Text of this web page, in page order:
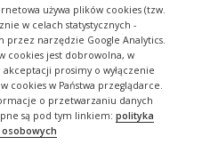
używa plików cookies (tzw.
w celach statystycznych -
przez narzędzie Google Analytics.
cookies jest dobrowolna, w
prosimy o wyłączenie
cookies w Państwa przeglądarce.
o przetwarzaniu danych
są pod tym linkiem: polityka
stron www